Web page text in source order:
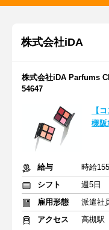
株式会社iDA
株式会社iDA Parfums
54647
【
槻阪
給与
時給
シフト
週5日
雇用形態
派遣社
アクセス
高槻駅